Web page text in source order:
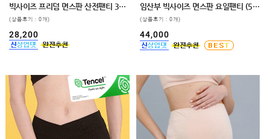
빅사이즈 프리덤 면스판 산전팬티 3매입
(상품후기 : 0개)
28,200
임산부 빅사이즈 면스판 요일팬티 (5종세트) 110,120
(상품후기 : 0개)
44,000